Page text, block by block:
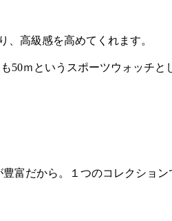
高級感を高めてくれます。
50ｍというスポーツウォッチと
富だから。１つのコレクショ